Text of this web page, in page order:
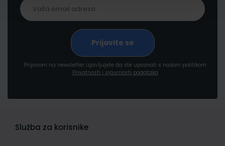
Prijavom na newsletter izjavljujete da ste upoznati s našom politikom
Privatnosti i sigurnosti podataka
Služba za korisnike